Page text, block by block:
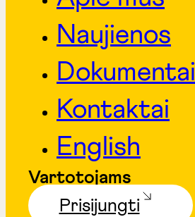
Naujienos
Dokumentai
Kontaktai
English
Vartotojams
Prisijungti